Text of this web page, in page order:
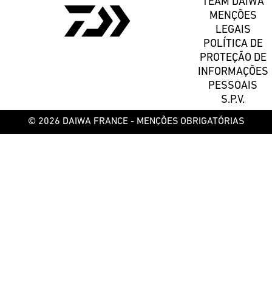
TEAM DAIWA
MENÇÕES
LEGAIS
POLÍTICA DE
PROTEÇÃO DE
INFORMAÇÕES
PESSOAIS
S.P.V.
© 2026 DAIWA FRANCE - MENÇÕES OBRIGATÓRIAS